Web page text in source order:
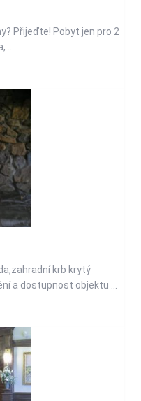
Přijeďte! Pobyt jen pro 2
...
krb krytý
a dostupnost objektu ...